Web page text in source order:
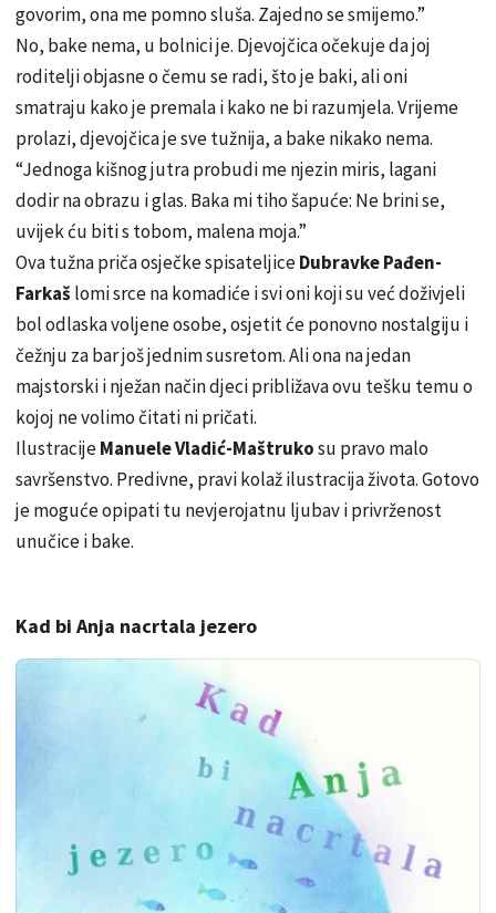
govorim, ona me pomno sluša. Zajedno se smijemo.”
No, bake nema, u bolnici je. Djevojčica očekuje da joj
roditelji objasne o čemu se radi, što je baki, ali oni
smatraju kako je premala i kako ne bi razumjela. Vrijeme
prolazi, djevojčica je sve tužnija, a bake nikako nema.
“Jednoga kišnog jutra probudi me njezin miris, lagani
dodir na obrazu i glas. Baka mi tiho šapuće: Ne brini se,
uvijek ću biti s tobom, malena moja.”
Ova tužna priča osječke spisateljiceDubravke Pađen-
Farkaš lomi srce na komadiće i svi oni koji su već doživjeli
bol odlaska voljene osobe, osjetit će ponovno nostalgiju i
čežnju za bar još jednim susretom. Ali ona na jedan
majstorski i nježan način djeci približava ovu tešku temu o
kojoj ne volimo čitati ni pričati.
IlustracijeManuele Vladić-Maštrukosu pravo malo
savršenstvo. Predivne, pravi kolaž ilustracija života. Gotovo
je moguće opipati tu nevjerojatnu ljubav i privrženost
unučice i bake.
Kad bi Anja nacrtala jezero